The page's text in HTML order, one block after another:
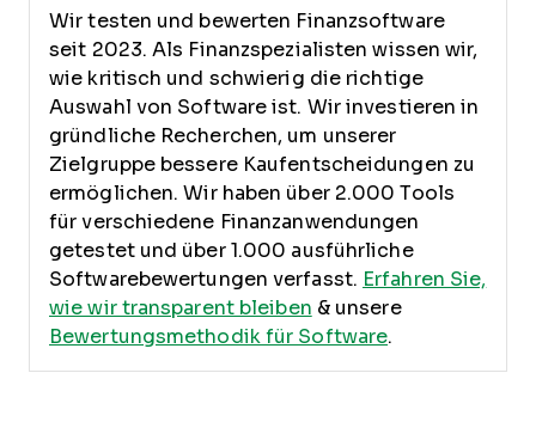
Wir testen und bewerten Finanzsoftware
seit 2023. Als Finanzspezialisten wissen wir,
wie kritisch und schwierig die richtige
Auswahl von Software ist. Wir investieren in
gründliche Recherchen, um unserer
Zielgruppe bessere Kaufentscheidungen zu
ermöglichen. Wir haben über 2.000 Tools
für verschiedene Finanzanwendungen
getestet und über 1.000 ausführliche
Softwarebewertungen verfasst. Erfahren Sie,
wie wir transparent bleiben & unsere
Bewertungsmethodik für Software.